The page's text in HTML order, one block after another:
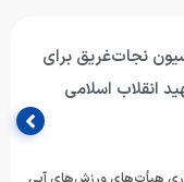
نجات‌غریق برای
انقلاب اسلامی